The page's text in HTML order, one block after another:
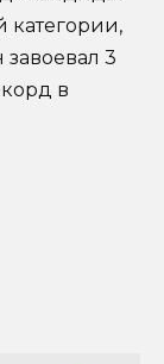
категории,
3
в